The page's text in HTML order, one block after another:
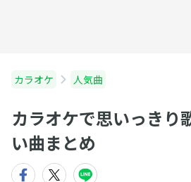
カラオケ 人気曲
カラオケで思いっきり
い曲まとめ